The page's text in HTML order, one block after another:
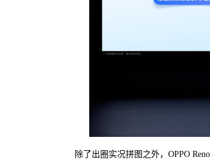
除了出圈实况拼图之外，OPPO